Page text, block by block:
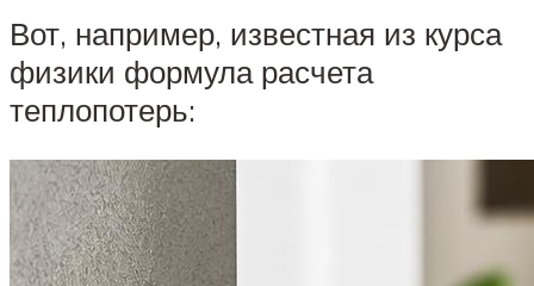
Вот, например, известная из курса
физики формула расчета
теплопотерь: